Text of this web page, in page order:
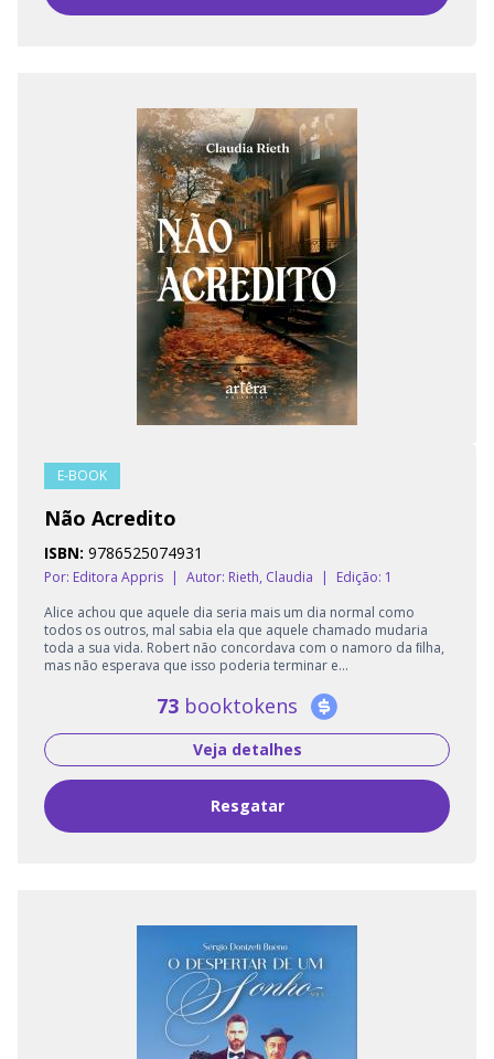
E-BOOK
Não Acredito
ISBN: 9786525074931
Por: Editora Appris | Autor: Rieth, Claudia |
Edição: 1
Alice achou que aquele dia seria mais um dia normal como
todos os outros, mal sabia ela que aquele chamado mudaria
toda a sua vida. Robert não concordava com o namoro da ﬁlha,
mas não esperava que isso poderia terminar e...
73 booktokens
Veja detalhes
Resgatar